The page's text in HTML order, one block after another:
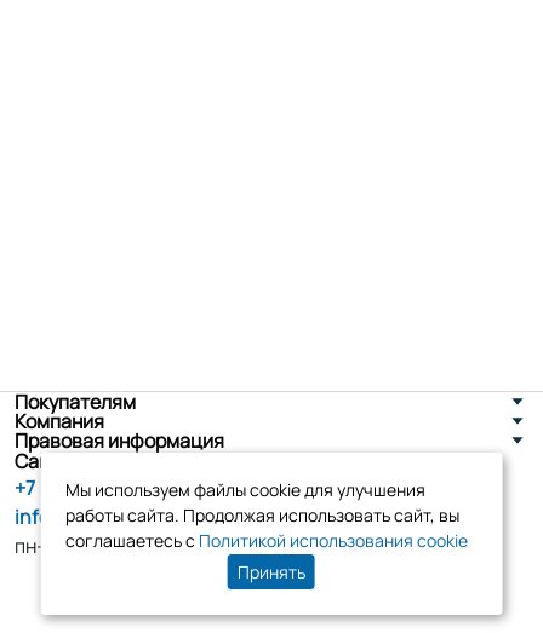
Покупателям
Компания
Правовая информация
Санкт-Петербург, ул. Новоселов д. 8
+7 (800) 555-86-90
info@tk-elko.ru
пн-пт, 10:00 - 18:00
Мы используем файлы cookie для улучшения
работы сайта. Продолжая использовать сайт, вы
соглашаетесь с Политикой использования cookie
Принять